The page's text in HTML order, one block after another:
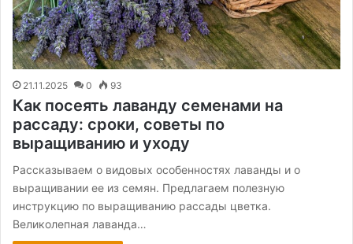
21.11.2025 0 93
Как посеять лаванду семенами на
рассаду: сроки, советы по
выращиванию и уходу
Рассказываем о видовых особенностях лаванды и о
выращивании ее из семян. Предлагаем полезную
инструкцию по выращиванию рассады цветка.
Великолепная лаванда…